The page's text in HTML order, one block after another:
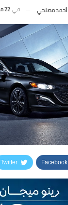
أحمد مصلحي في 22 مايو 2020
Facebook
Twitter